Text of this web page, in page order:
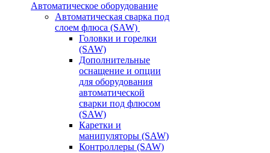
Автоматическое оборудование
Автоматическая сварка под
слоем флюса (SAW)
Головки и горелки
(SAW)
Дополнительные
оснащение и опции
для оборудования
автоматической
сварки под флюсом
(SAW)
Каретки и
манипуляторы (SAW)
Контроллеры (SAW)